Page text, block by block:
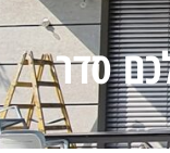
סדר